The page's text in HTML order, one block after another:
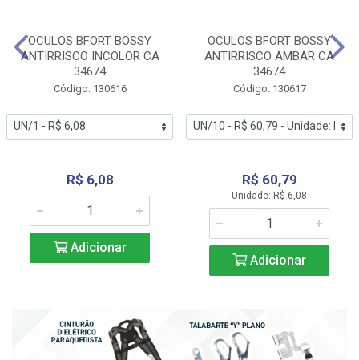
OCULOS BFORT BOSSY
ANTIRRISCO INCOLOR CA
34674
Código: 130616
R$ 6,08
Adicionar
OCULOS BFORT BOSSY
ANTIRRISCO AMBAR CA
34674
Código: 130617
R$ 60,79
Unidade: R$ 6,08
Adicionar